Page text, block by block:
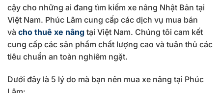
cậy cho những ai đang tìm kiếm xe nâng Nhật Bản tại
Việt Nam. Phúc Lâm cung cấp các dịch vụ mua bán
và cho thuê xe nâng tại Việt Nam. Chúng tôi cam kết
cung cấp các sản phẩm chất lượng cao và tuân thủ các
tiêu chuẩn an toàn nghiêm ngặt.
Dưới đây là 5 lý do mà bạn nên mua xe nâng tại Phúc